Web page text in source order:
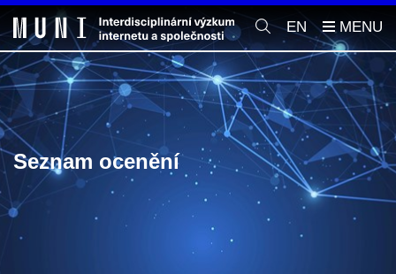
EN
Seznam ocenění